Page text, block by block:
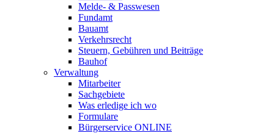
Melde- & Passwesen
Fundamt
Bauamt
Verkehrsrecht
Steuern, Gebühren und Beiträge
Bauhof
Verwaltung
Mitarbeiter
Sachgebiete
Was erledige ich wo
Formulare
Bürgerservice ONLINE